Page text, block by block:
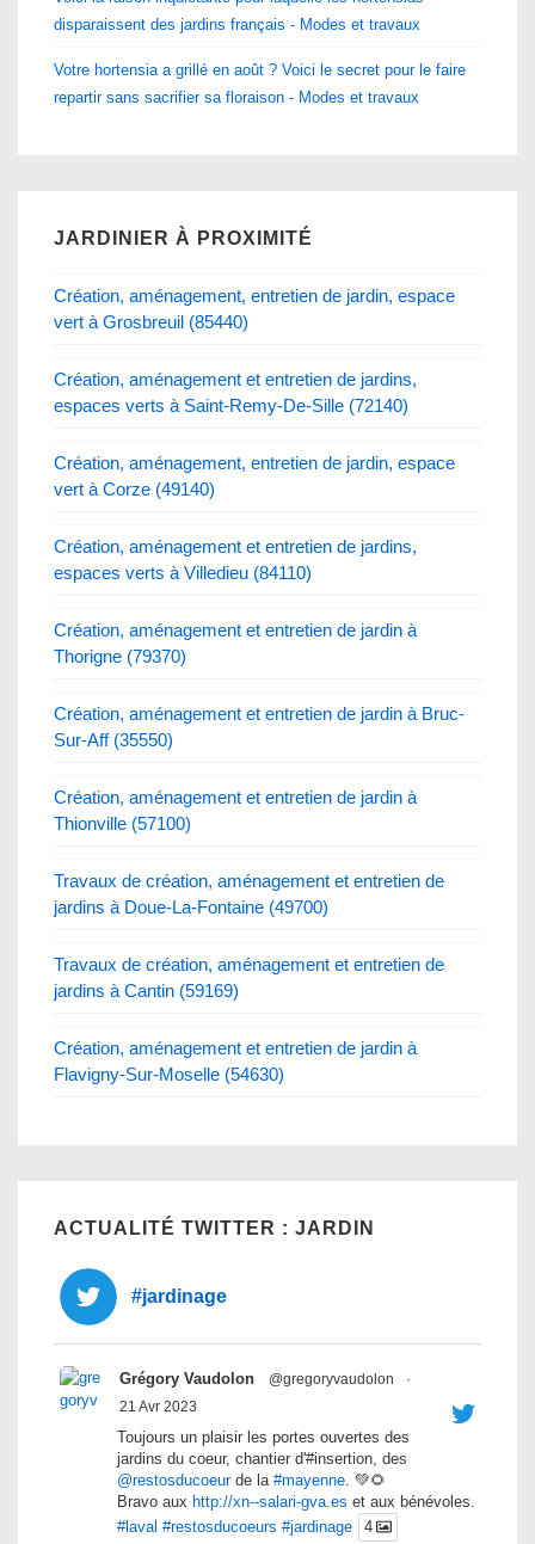
disparaissent des jardins français - Modes et travaux
Votre hortensia a grillé en août ? Voici le secret pour le faire
repartir sans sacrifier sa floraison - Modes et travaux
JARDINIER À PROXIMITÉ
Création, aménagement, entretien de jardin, espace
vert à Grosbreuil (85440)
Création, aménagement et entretien de jardins,
espaces verts à Saint-Remy-De-Sille (72140)
Création, aménagement, entretien de jardin, espace
vert à Corze (49140)
Création, aménagement et entretien de jardins,
espaces verts à Villedieu (84110)
Création, aménagement et entretien de jardin à
Thorigne (79370)
Création, aménagement et entretien de jardin à Bruc-
Sur-Aff (35550)
Création, aménagement et entretien de jardin à
Thionville (57100)
Travaux de création, aménagement et entretien de
jardins à Doue-La-Fontaine (49700)
Travaux de création, aménagement et entretien de
jardins à Cantin (59169)
Création, aménagement et entretien de jardin à
Flavigny-Sur-Moselle (54630)
ACTUALITÉ TWITTER : JARDIN
#jardinage
Grégory Vaudolon @gregoryvaudolon
·
21 Avr 2023
Toujours un plaisir les portes ouvertes des
jardins du coeur, chantier d'#insertion, des
@restosducoeurde la #mayenne. 💚🌻
Bravo aux http://xn--salari-gva.es et aux bénévoles.
#laval #restosducoeurs #jardinage 4